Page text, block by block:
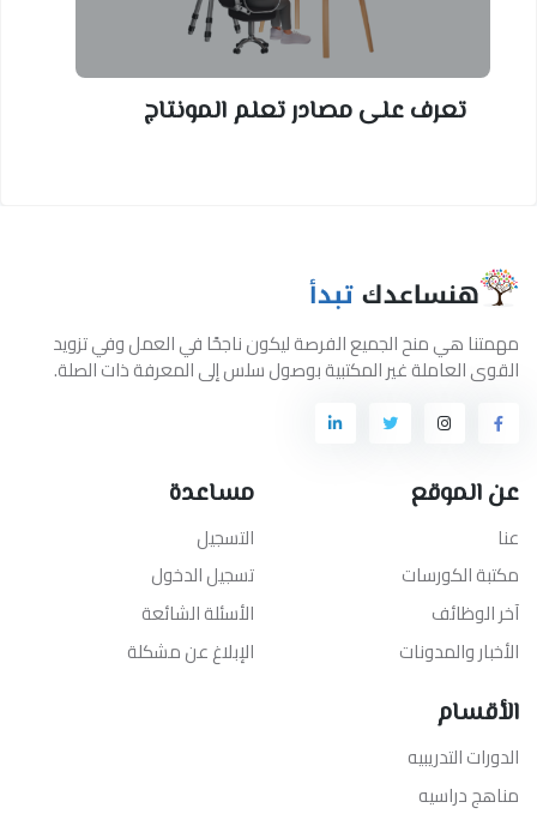
على مصادر تعلم المونتاج
منح الجميع الفرصة ليكون ناجحًا في العمل وفي تزويد
غير المكتبية بوصول سلس إلى المعرفة ذات الصلة.
مساعدة
تسجيل الدخول
الأسئلة الشائعة
الإبلاغ عن مشكلة